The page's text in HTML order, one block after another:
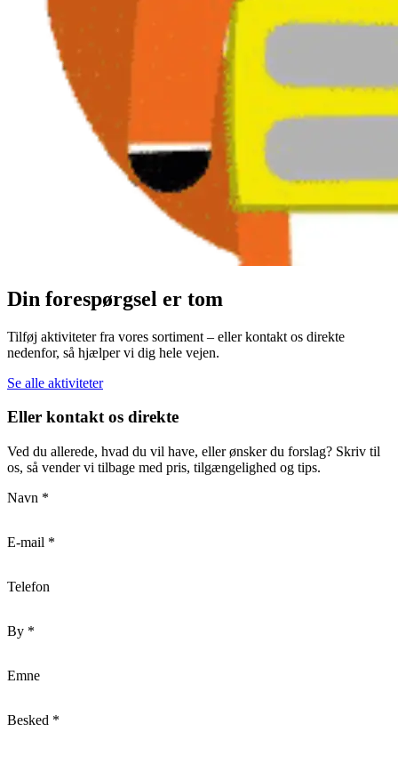
Din forespørgsel er tom
Tilføj aktiviteter fra vores sortiment – eller kontakt os direkte
nedenfor, så hjælper vi dig hele vejen.
Se alle aktiviteter
Eller kontakt os direkte
Ved du allerede, hvad du vil have, eller ønsker du forslag? Skriv til
os, så vender vi tilbage med pris, tilgængelighed og tips.
Navn *
E-mail *
Telefon
By *
Emne
Besked *